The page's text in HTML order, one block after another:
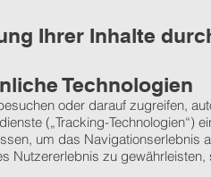
Ihrer Inhalte
Technologien
oder darauf zugreifen,
(„Tracking-Technologien“)
um das
Nutzererlebnis zu